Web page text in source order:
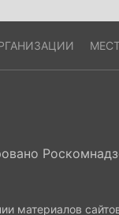
материалов